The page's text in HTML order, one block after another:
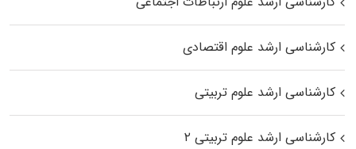
کارشناسی ارشد علوم اقتصادی
کارشناسی ارشد علوم تربیتی
کارشناسی ارشد علوم تربیتی ۲